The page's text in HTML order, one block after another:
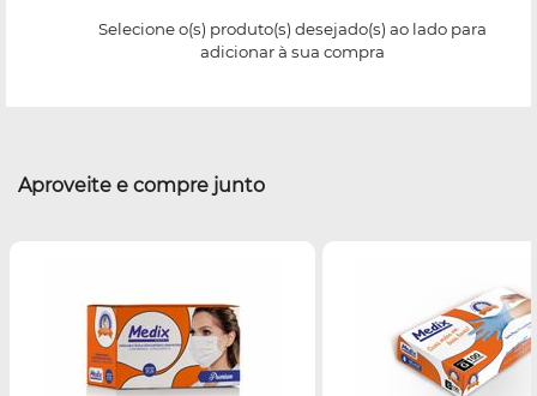
Selecione o(s) produto(s) desejado(s) ao lado para
adicionar à sua compra
Aproveite e compre junto